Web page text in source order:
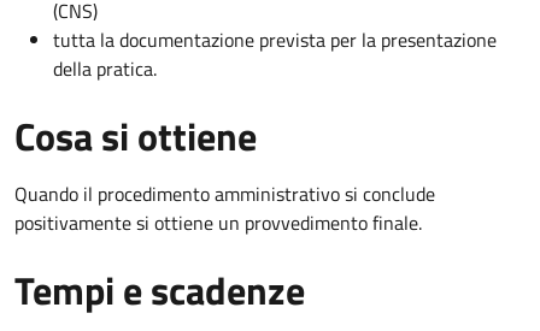
(CNS)
tutta la documentazione prevista per la presentazione
della pratica.
Cosa si ottiene
Quando il procedimento amministrativo si conclude
positivamente si ottiene un provvedimento finale.
Tempi e scadenze